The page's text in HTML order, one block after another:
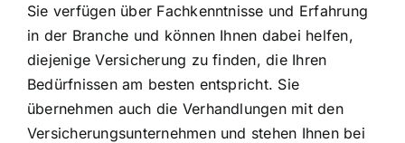
Sie verfügen über Fachkenntnisse und Erfahrung
in der Branche und können Ihnen dabei helfen,
diejenige Versicherung zu finden, die Ihren
Bedürfnissen am besten entspricht. Sie
übernehmen auch die Verhandlungen mit den
Versicherungsunternehmen und stehen Ihnen bei